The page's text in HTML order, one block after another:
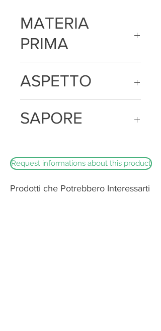
MATERIA
PRIMA
fermenti lattici
ASPETTO
naturale. Struttura morbida, compatta e
a volte leggermente occhiata, di colore
SAPORE
Request informations about this product
Prodotti che Potrebbero Interessarti